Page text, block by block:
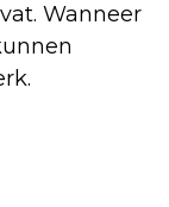
Wanneer